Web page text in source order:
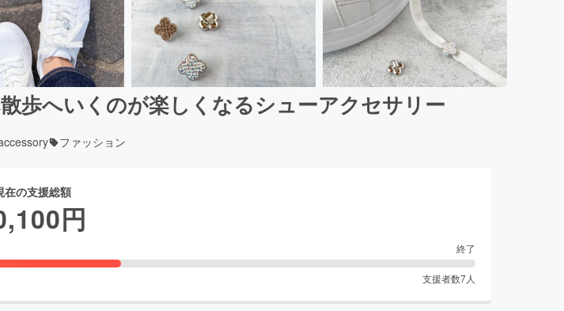
歩へいくのが楽しくなるシューアクセサリー
ファッション
在の支援総額
円
終了
支援者数7人